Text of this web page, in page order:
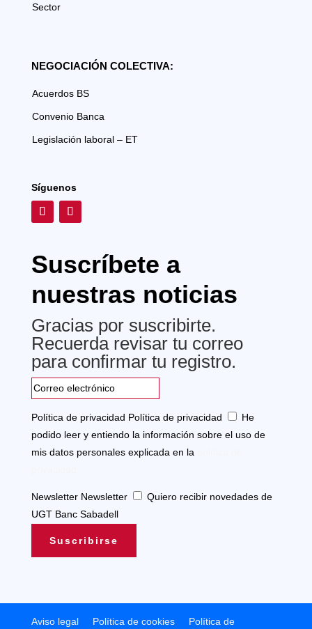
Sector
NEGOCIACIÓN COLECTIVA:
Acuerdos BS
Convenio Banca
Legislación laboral – ET
Síguenos
Suscríbete a
nuestras noticias
Gracias por suscribirte.
Recuerda revisar tu correo
para confirmar tu registro.
Política de privacidad Política de privacidad
He
podido leer y entiendo la información sobre el uso de
mis datos personales explicada en la
Newsletter Newsletter
Quiero recibir novedades de
UGT Banc Sabadell
Suscribirse
Aviso legal Política de cookies Política de